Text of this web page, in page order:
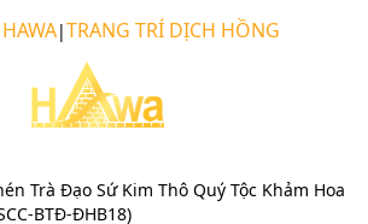
|TRANG TRÍ DỊCH HỒNG
Trà Đạo Sứ Kim Thô Quý Tộc Khảm Hoa
BTĐ-ĐHB18)